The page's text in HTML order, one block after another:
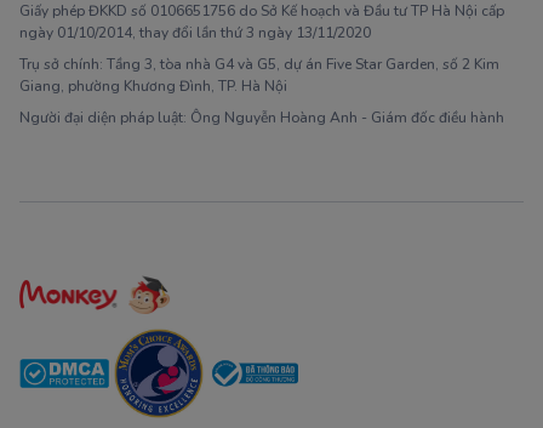
Giấy phép ĐKKD số 0106651756 do Sở Kế hoạch và Đầu tư TP Hà Nội cấp
ngày 01/10/2014, thay đổi lần thứ 3 ngày 13/11/2020
Trụ sở chính: Tầng 3, tòa nhà G4 và G5, dự án Five Star Garden, số 2 Kim
Giang, phường Khương Đình, TP. Hà Nội
Người đại diện pháp luật: Ông Nguyễn Hoàng Anh - Giám đốc điều hành